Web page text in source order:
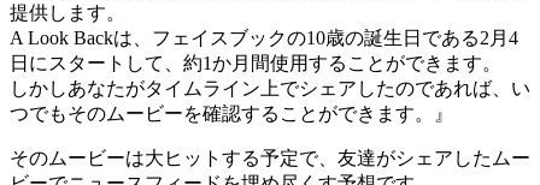
提供します。
A Look Backは、フェイスブックの10歳の誕生日である2月4
日にスタートして、約1か月間使用することができます。
しかしあなたがタイムライン上でシェアしたのであれば、い
つでもそのムービーを確認することができます。』
そのムービーは大ヒットする予定で、友達がシェアしたムー